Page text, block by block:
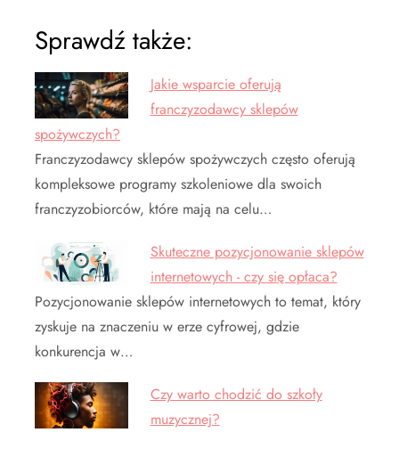
Sprawdź także:
Jakie wsparcie oferują
franczyzodawcy sklepów
spożywczych?
Franczyzodawcy sklepów spożywczych często oferują
kompleksowe programy szkoleniowe dla swoich
franczyzobiorców, które mają na celu…
Skuteczne pozycjonowanie sklepów
internetowych - czy się opłaca?
Pozycjonowanie sklepów internetowych to temat, który
zyskuje na znaczeniu w erze cyfrowej, gdzie
konkurencja w…
Czy warto chodzić do szkoły
muzycznej?